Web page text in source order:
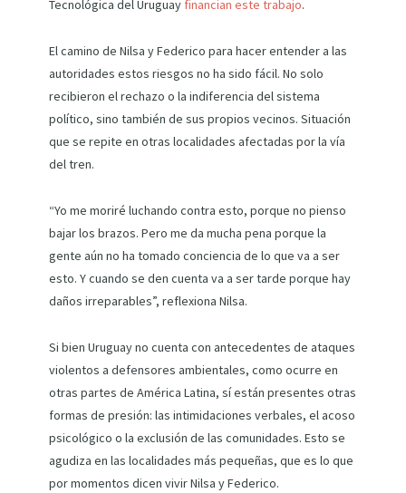
Tecnológica del Uruguay financian este trabajo.
El camino de Nilsa y Federico para hacer entender a las
autoridades estos riesgos no ha sido fácil. No solo
recibieron el rechazo o la indiferencia del sistema
político, sino también de sus propios vecinos. Situación
que se repite en otras localidades afectadas por la vía
del tren.
“Yo me moriré luchando contra esto, porque no pienso
bajar los brazos. Pero me da mucha pena porque la
gente aún no ha tomado conciencia de lo que va a ser
esto. Y cuando se den cuenta va a ser tarde porque hay
daños irreparables”, reflexiona Nilsa.
Si bien Uruguay no cuenta con antecedentes de ataques
violentos a defensores ambientales, como ocurre en
otras partes de América Latina, sí están presentes otras
formas de presión: las intimidaciones verbales, el acoso
psicológico o la exclusión de las comunidades. Esto se
agudiza en las localidades más pequeñas, que es lo que
por momentos dicen vivir Nilsa y Federico.